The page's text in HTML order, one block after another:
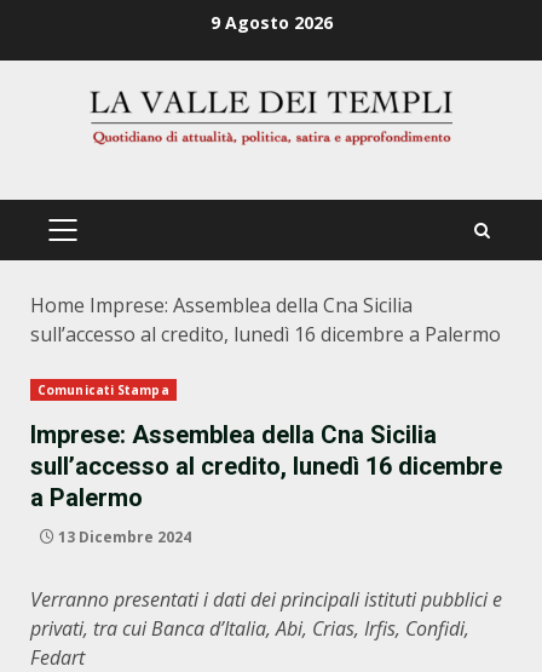
9 Agosto 2026
PRIMÄRES
Home Imprese: Assemblea della Cna Sicilia
sull’accesso al credito, lunedì 16 dicembre a Palermo
Comunicati Stampa
Imprese: Assemblea della Cna Sicilia
sull’accesso al credito, lunedì 16 dicembre
a Palermo
13 Dicembre 2024
Verranno presentati i dati dei principali istituti pubblici e
privati, tra cui Banca d’Italia, Abi, Crias, Irfis, Confidi,
Fedart